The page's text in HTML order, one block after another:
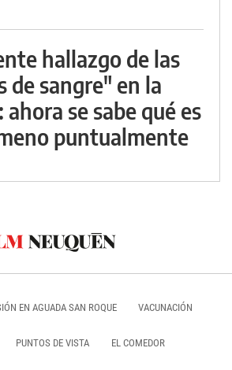
hallazgo de las
de sangre" en la
se sabe qué es
puntualmente
EN AGUADA SAN ROQUE VACUNACIÓN
PUNTOS DE VISTA EL COMEDOR